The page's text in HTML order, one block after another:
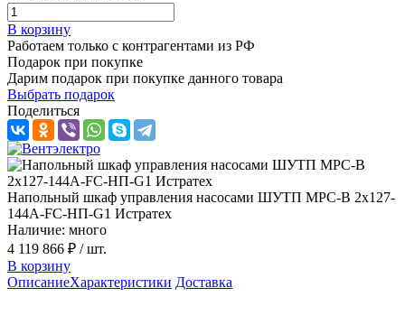
В корзину
Работаем только с контрагентами из РФ
Подарок при покупке
Дарим подарок при покупке данного товара
Выбрать подарок
Поделиться
Напольный шкаф управления насосами ШУТП MPC-B 2x127-
144A-FC-HП-G1 Истратех
Наличие: много
4 119 866 ₽ / шт.
В корзину
ОписаниеХарактеристики Доставка